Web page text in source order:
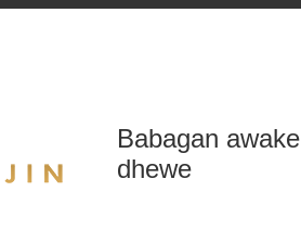
Babagan awake
dhewe